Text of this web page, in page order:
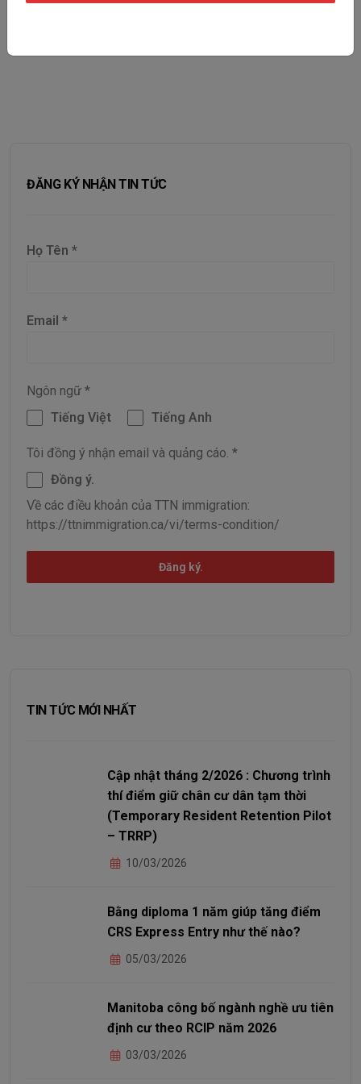
ĐĂNG KÝ NHẬN TIN TỨC
Họ Tên*
Email*
Ngôn ngữ*
Tiếng Việt
Tiếng Anh
Tôi đồng ý nhận email và quảng cáo.*
Đồng ý.
Về các điều khoản của TTN immigration:
https://ttnimmigration.ca/vi/terms-condition/
Đăng ký.
TIN TỨC MỚI NHẤT
Cập nhật tháng 2/2026 : Chương trình
thí điểm giữ chân cư dân tạm thời
(Temporary Resident Retention Pilot
– TRRP)
10/03/2026
Bằng diploma 1 năm giúp tăng điểm
CRS Express Entry như thế nào?
05/03/2026
Manitoba công bố ngành nghề ưu tiên
định cư theo RCIP năm 2026
03/03/2026